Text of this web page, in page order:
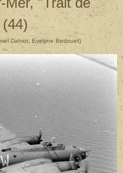
Dahiot, Evelyne Bedouet)